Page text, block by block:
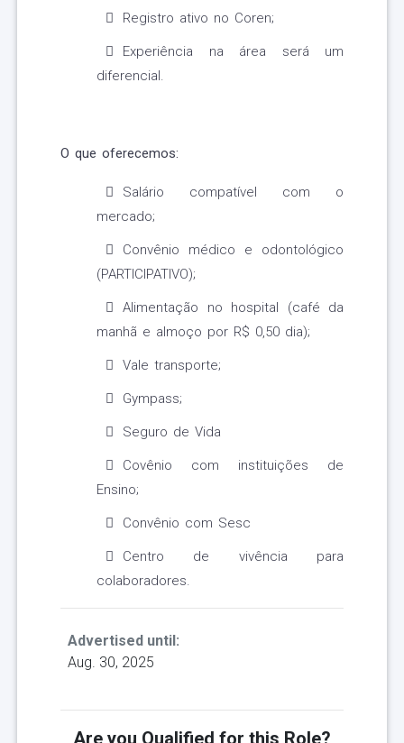
Registro ativo no Coren;
Experiência na área será um
diferencial.
O que oferecemos:
Salário compatível com o
mercado;
Convênio médico e odontológico
(PARTICIPATIVO);
Alimentação no hospital (café da
manhã e almoço por R$ 0,50 dia);
Vale transporte;
Gympass;
Seguro de Vida
Covênio com instituições de
Ensino;
Convênio com Sesc
Centro de vivência para
colaboradores.
Advertised until:
Aug. 30, 2025